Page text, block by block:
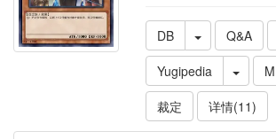
DB Q&A
Yugipedia
裁定
详情(11)